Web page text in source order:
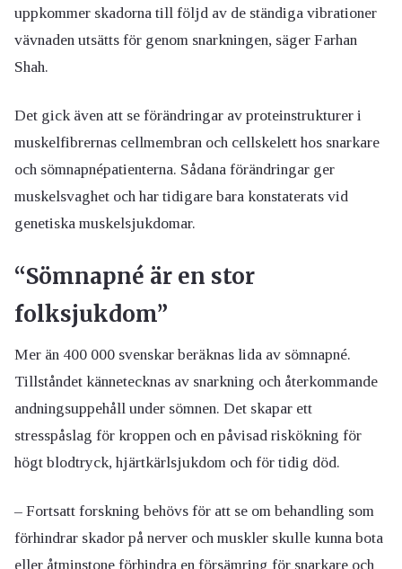
uppkommer skadorna till följd av de ständiga vibrationer
vävnaden utsätts för genom snarkningen, säger Farhan
Shah.
Det gick även att se förändringar av proteinstrukturer i
muskelfibrernas cellmembran och cellskelett hos snarkare
och sömnapnépatienterna. Sådana förändringar ger
muskelsvaghet och har tidigare bara konstaterats vid
genetiska muskelsjukdomar.
“Sömnapné är en stor
folksjukdom”
Mer än 400 000 svenskar beräknas lida av sömnapné.
Tillståndet kännetecknas av snarkning och återkommande
andningsuppehåll under sömnen. Det skapar ett
stresspåslag för kroppen och en påvisad riskökning för
högt blodtryck, hjärtkärlsjukdom och för tidig död.
– Fortsatt forskning behövs för att se om behandling som
förhindrar skador på nerver och muskler skulle kunna bota
eller åtminstone förhindra en försämring för snarkare och